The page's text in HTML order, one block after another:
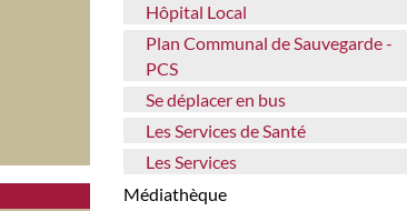
Hôpital Local
Plan Communal de Sauvegarde -
PCS
Se déplacer en bus
Les Services de Santé
Les Services
Médiathèque